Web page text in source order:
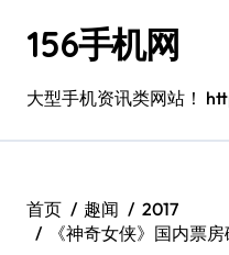
156手机网
大型手机资讯类网站！
首页 趣闻
2017
《神奇女侠》国内票